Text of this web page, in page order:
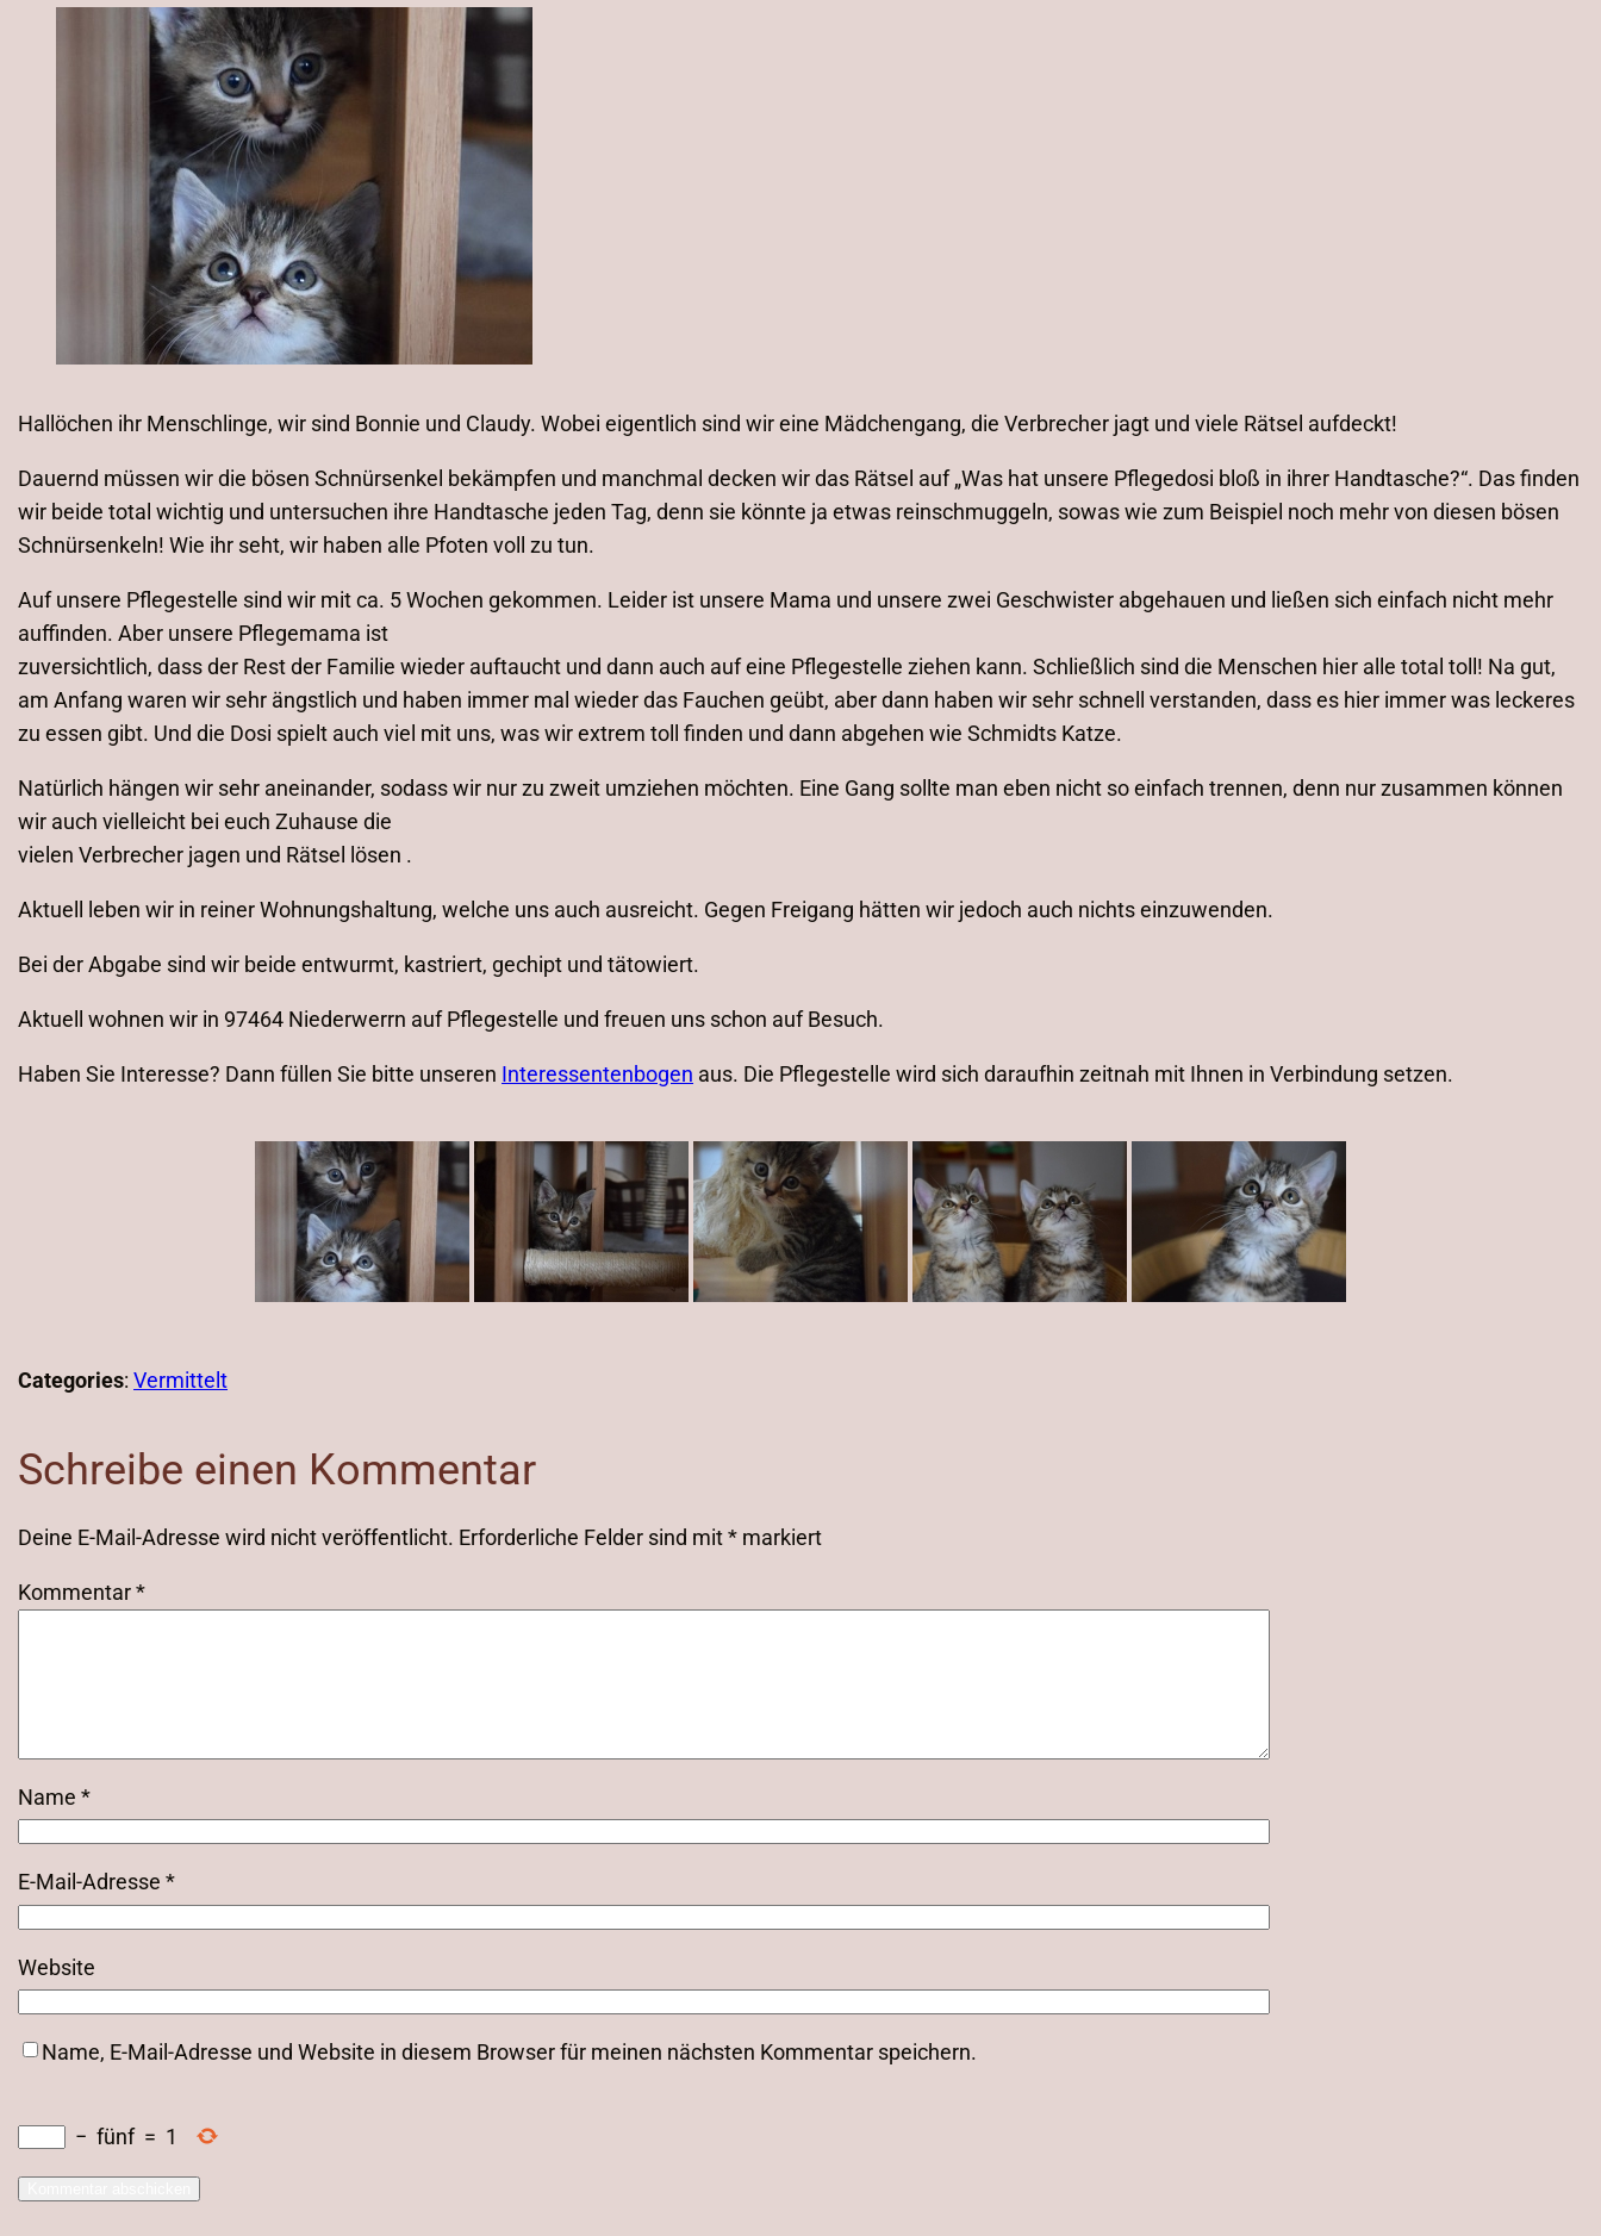
Hallöchen ihr Menschlinge, wir sind Bonnie und Claudy. Wobei eigentlich sind wir eine Mädchengang, die Verbrecher jagt und viele Rätsel aufdeckt!
Dauernd müssen wir die bösen Schnürsenkel bekämpfen und manchmal decken wir das Rätsel auf „Was hat unsere Pflegedosi bloß in ihrer Handtasche?“. Das finden
wir beide total wichtig und untersuchen ihre Handtasche jeden Tag, denn sie könnte ja etwas reinschmuggeln, sowas wie zum Beispiel noch mehr von diesen bösen
Schnürsenkeln! Wie ihr seht, wir haben alle Pfoten voll zu tun.
Auf unsere Pflegestelle sind wir mit ca. 5 Wochen gekommen. Leider ist unsere Mama und unsere zwei Geschwister abgehauen und ließen sich einfach nicht mehr
auffinden. Aber unsere Pflegemama ist
zuversichtlich, dass der Rest der Familie wieder auftaucht und dann auch auf eine Pflegestelle ziehen kann. Schließlich sind die Menschen hier alle total toll! Na gut,
am Anfang waren wir sehr ängstlich und haben immer mal wieder das Fauchen geübt, aber dann haben wir sehr schnell verstanden, dass es hier immer was leckeres
zu essen gibt. Und die Dosi spielt auch viel mit uns, was wir extrem toll finden und dann abgehen wie Schmidts Katze.
Natürlich hängen wir sehr aneinander, sodass wir nur zu zweit umziehen möchten. Eine Gang sollte man eben nicht so einfach trennen, denn nur zusammen können
wir auch vielleicht bei euch Zuhause die
vielen Verbrecher jagen und Rätsel lösen .
Aktuell leben wir in reiner Wohnungshaltung, welche uns auch ausreicht. Gegen Freigang hätten wir jedoch auch nichts einzuwenden.
Bei der Abgabe sind wir beide entwurmt, kastriert, gechipt und tätowiert.
Aktuell wohnen wir in 97464 Niederwerrn auf Pflegestelle und freuen uns schon auf Besuch.
Haben Sie Interesse? Dann füllen Sie bitte unseren Interessentenbogen aus. Die Pflegestelle wird sich daraufhin zeitnah mit Ihnen in Verbindung setzen.
Categories:Vermittelt
Schreibe einen Kommentar
Deine E-Mail-Adresse wird nicht veröffentlicht. Erforderliche Felder sind mit* markiert
Kommentar*
Name*
E-Mail-Adresse*
Website
Name, E-Mail-Adresse und Website in diesem Browser für meinen nächsten Kommentar speichern.
− fünf = 1